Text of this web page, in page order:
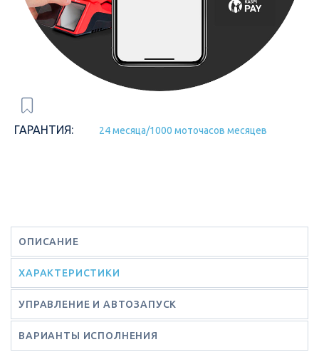
ГАРАНТИЯ: 24 месяца/1000 моточасов месяцев
ОПИСАНИЕ
ХАРАКТЕРИСТИКИ
УПРАВЛЕНИЕ И АВТОЗАПУСК
ВАРИАНТЫ ИСПОЛНЕНИЯ